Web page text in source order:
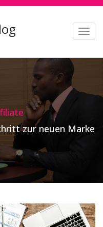
T
l
a
t
i
zur neuen Marke